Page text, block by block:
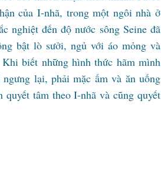
của I-nhã, trong một ngôi nhà ở
nghiệt đến độ nước sông Seine đã
bật lò sưởi, ngủ với áo mỏng và
Khi biết những hình thức hãm mình
lại, phải mặc ấm và ăn uống
tâm theo I-nhã và cũng quyết